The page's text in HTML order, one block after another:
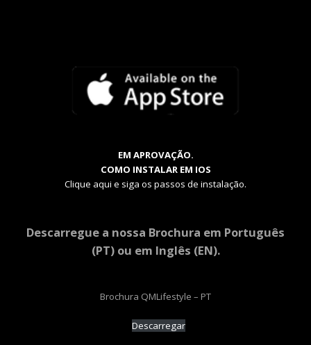
EM APROVAÇÃO.
COMO INSTALAR EM IOS
Clique aqui e siga os passos de instalação.
Descarregue a nossa Brochura em Português
(PT) ou em Inglês (EN).
Brochura QMLifestyle – PT
Descarregar